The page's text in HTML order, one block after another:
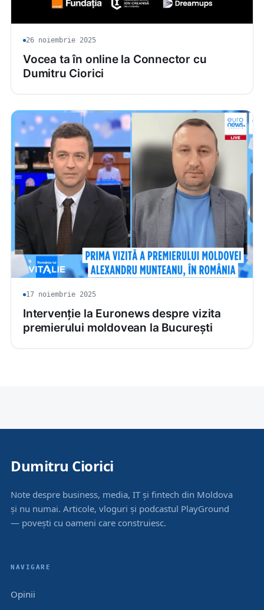
26 noiembrie 2025
Vocea ta în online la Connector cu
Dumitru Ciorici
17 noiembrie 2025
Intervenție la Euronews despre vizita
premierului moldovean la București
Dumitru Ciorici
Note despre business, media, IT și fintech din Moldova
și nu numai. Articole, vloguri și podcastul PlayGround
— povești cu oameni care construiesc.
NAVIGARE
Opinii